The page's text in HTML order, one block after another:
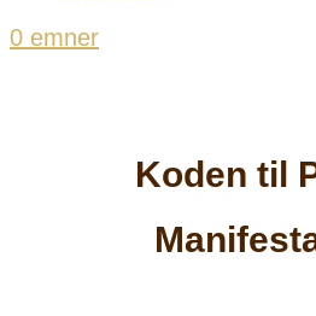
0 emner
Koden til